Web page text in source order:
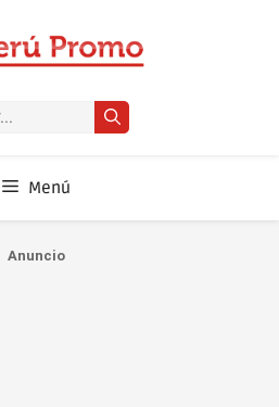
Menú
Anuncio